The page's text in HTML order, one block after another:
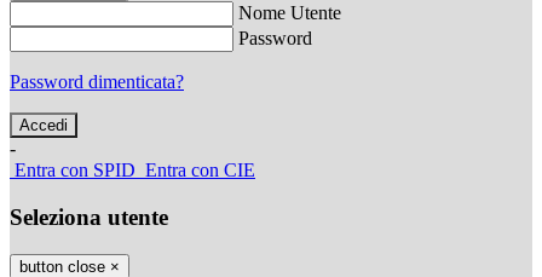
Nome Utente
Password
Password dimenticata?
-
Entra con SPID Entra con CIE
Seleziona utente
button close ×